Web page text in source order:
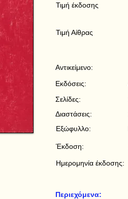
Τιμή έκδοσης
Τιμή Αίθρας
Αντικείμενο:
Εκδόσεις:
Σελίδες:
Διαστάσεις:
Εξώφυλλο:
Έκδοση:
Ημερομηνία έκδοσης:
Περιεχόμενα: